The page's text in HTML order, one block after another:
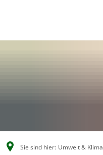
Sie sind hier: Umwelt & Klima